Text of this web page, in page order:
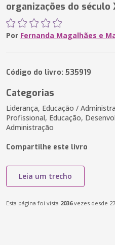
organizações do século
Por Fernanda Magalhães e
Código do livro: 535919
Categorias
Liderança, Educação /
Profissional, Educação,
Administração
Compartilhe este livro
Leia um trecho
Esta página foi vista 2036vezes desde